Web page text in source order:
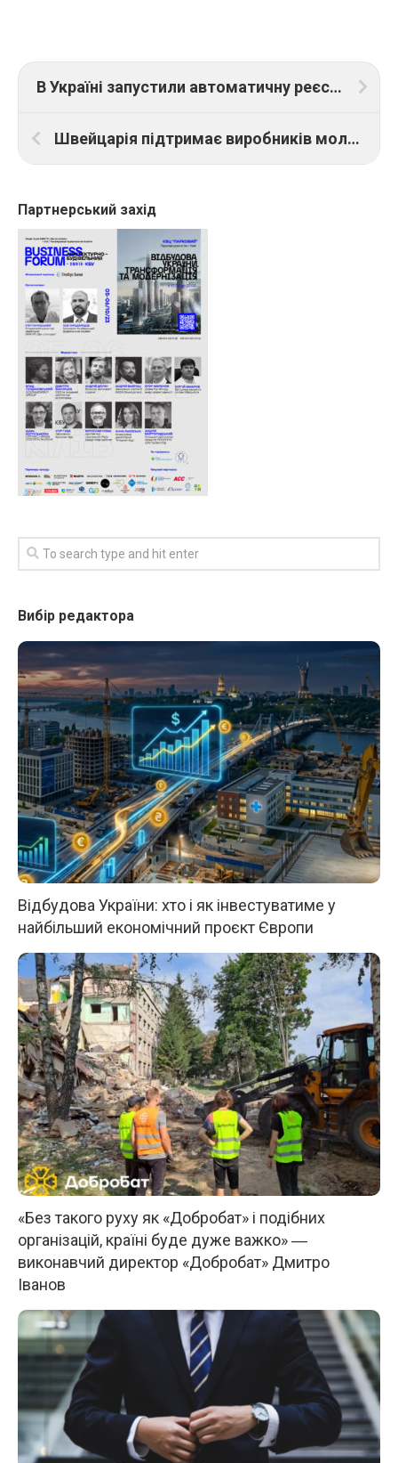
В Україні запустили автоматичну реєстрацію ТОВ на порталі Дія
Швейцарія підтримає виробників молока України, які постраждали внаслідок війни
Партнерський захід
Вибір редактора
Відбудова України: хто і як інвестуватиме у
найбільший економічний проєкт Європи
«Без такого руху як «Добробат» і подібних
організацій, країні буде дуже важко» ―
виконавчий директор «Добробат» Дмитро
Іванов